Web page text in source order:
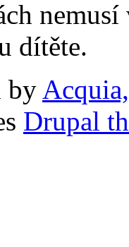
dítěte.
by
Drupal